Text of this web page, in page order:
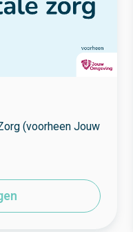
(voorheen Jouw